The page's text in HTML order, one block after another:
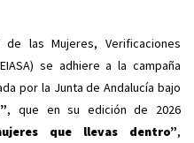
las Mujeres, Verificaciones
se adhiere a la campaña
por la Junta de Andalucía bajo
, que en su edición de 2026
que llevas dentro”,